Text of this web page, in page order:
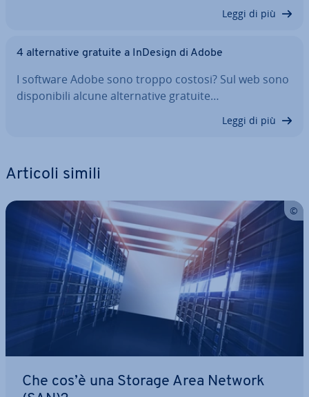
Leggi di più
4 al­ter­na­ti­ve gratuite a InDesign di Adobe
I software Adobe sono troppo costosi? Sul web sono
di­spo­ni­bi­li alcune al­ter­na­ti­ve gratuite…
Leggi di più
Articoli simili
Che cos’è una Storage Area Network